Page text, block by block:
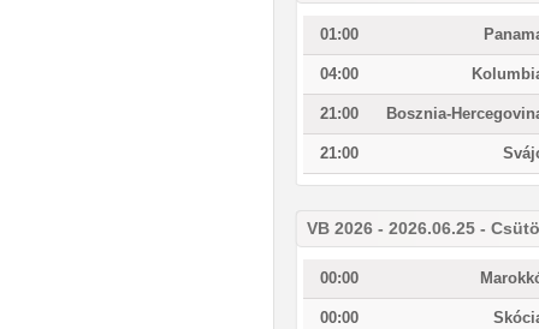
01:00
04:00
21:00 Bosznia-
21:00
VB 2026 - 2026.06.25 -
00:00
00:00